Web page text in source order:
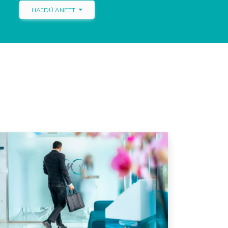
HAJDÚ ANETT